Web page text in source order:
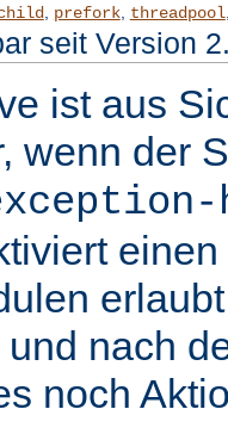
, prefork, threadpool
seit Version
ist aus
wenn der
nach
noch